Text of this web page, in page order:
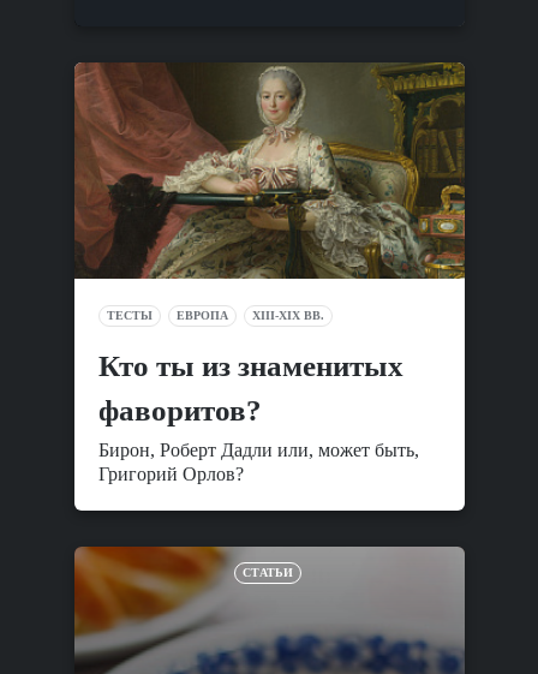
ТЕСТЫ ЕВРОПА XIII-XIX ВВ.
Кто ты из знаменитых
фаворитов?
Бирон, Роберт Дадли или, может быть,
Григорий Орлов?
СТАТЬИ